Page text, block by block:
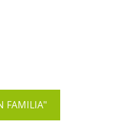
FAMILIA"